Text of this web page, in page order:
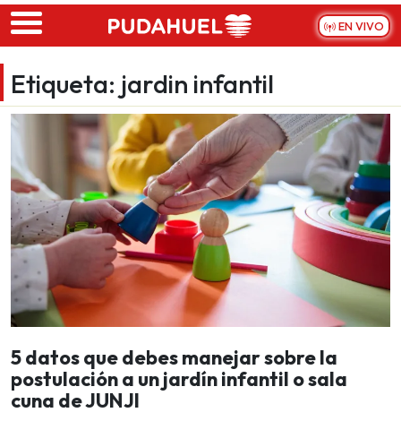
Skip to main content
EN VIVO
Etiqueta: jardin infantil
5 datos que debes manejar sobre la
postulación a un jardín infantil o sala
cuna de JUNJI